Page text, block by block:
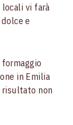
locali vi farà
e
formaggio
in Emilia
risultato non